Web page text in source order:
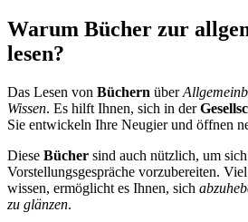
Warum Bücher zur
lesen?
Das Lesen von Büchern über
Wissen. Es hilft Ihnen, sich in der
Sie entwickeln Ihre Neugier und öffnen
Diese Bücher sind auch nützlich, um
Vorstellungsgespräche vorzubereiten.
wissen, ermöglicht es Ihnen, sich
zu glänzen.